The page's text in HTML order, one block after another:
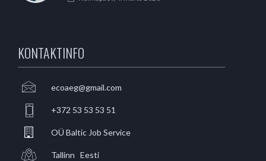
KONTAKTINFO
ecoaeg@gmail.com
+372 53 53 53 51
OÜ Baltic Job Service
Tallinn Eesti